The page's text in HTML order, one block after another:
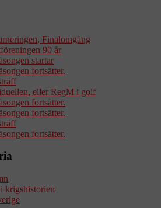
Finalomgång
90 år
startar
fortsätter.
eller RegM i golf
fortsätter.
fortsätter.
fortsätter.
krigshistorien